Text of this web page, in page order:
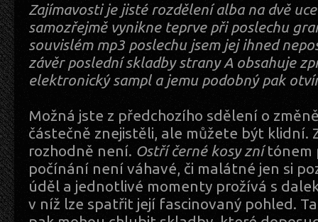
Zajímavosti je jisté rozdělení alba na dvě
samozřejmě vynikne teprve při poslechu
souvislém mp3 poslechu jsem jej ihned
závěr poslední skladby strany A obsahuje
elektronický sampl a jemu podobný pak
Možná jste z předchozího sdělení o
částečně znejistěli, ale můžete být klidní.
rozhodně není. Ostří černé kosy znítónem
počínání není váhavé, či malátné jen si
úděl a jednotlivé momenty prožívá s
v níž lze spatřit její fascinovaný pohled.